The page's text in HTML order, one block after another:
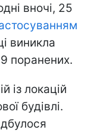
вночі, 25
виникла
поранених.
із локацій
будівлі.